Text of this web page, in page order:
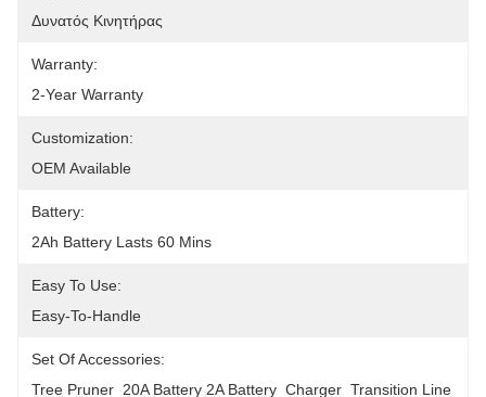
Δυνατός Κινητήρας
Warranty:
2-Year Warranty
Customization:
OEM Available
Battery:
2Ah Battery Lasts 60 Mins
Easy To Use:
Easy-To-Handle
Set Of Accessories:
Tree Pruner  20A Battery 2A Battery  Charger  Transition Line